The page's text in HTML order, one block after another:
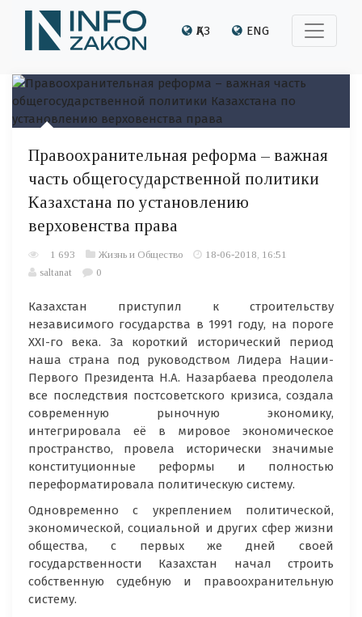
ҚАЗ ENG
Правоохранительная реформа – важная
часть общегосударственной политики
Казахстана по установлению
верховенства права
1 693 Жизнь и Общество
18-06-2018, 16:51
saltanat
0
Казахстан приступил к строительству
независимого государства в 1991 году, на пороге
XXI-го века. За короткий исторический период
наша страна под руководством Лидера Нации-
Первого Президента Н.А. Назарбаева преодолела
все последствия постсоветского кризиса, создала
современную рыночную экономику,
интегрировала её в мировое экономическое
пространство, провела исторически значимые
конституционные реформы и полностью
переформатировала политическую систему.
Одновременно с укреплением политической,
экономической, социальной и других сфер жизни
общества, с первых же дней своей
государственности Казахстан начал строить
собственную судебную и правоохранительную
систему.